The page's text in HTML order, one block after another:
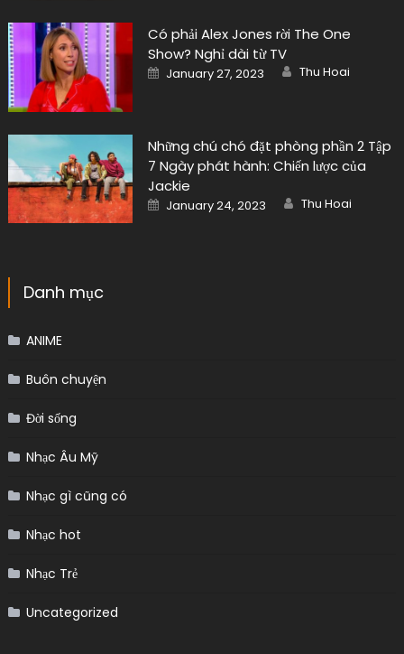
Có phải Alex Jones rời The One
Show? Nghỉ dài từ TV
Posted
on
January 27, 2023 Author
Thu Hoai
Những chú chó đặt phòng phần 2 Tập
7 Ngày phát hành: Chiến lược của
Jackie
Posted
on
January 24, 2023 Author
Thu Hoai
Danh mục
ANIME
Buôn chuyện
Đời sống
Nhạc Âu Mỹ
Nhạc gì cũng có
Nhạc hot
Nhạc Trẻ
Uncategorized